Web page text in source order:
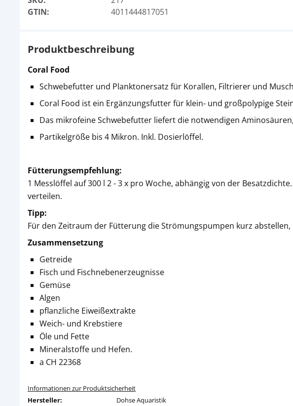
GTIN:
4011444817051
Produktbeschreibung
Coral Food
Schwebefutter und Planktonersatz für Korallen, Filtrierer und
Coral Food ist ein Ergänzungsfutter für klein- und großpolypige
Das mikrofeine Schwebefutter liefert die notwendigen
Partikelgröße bis 4 Mikron. Inkl. Dosierlöffel.
Fütterungsempfehlung:
1 Messlöffel auf 300 l 2 - 3 x pro Woche, abhängig von der
verteilen.
Tipp:
Für den Zeitraum der Fütterung die Strömungspumpen kurz
Zusammensetzung
Getreide
Fisch und Fischnebenerzeugnisse
Gemüse
Algen
pflanzliche Eiweißextrakte
Weich- und Krebstiere
Öle und Fette
Mineralstoffe und Hefen.
a CH 22368
Informationen zur Produktsicherheit
Hersteller:
Dohse Aquaristik